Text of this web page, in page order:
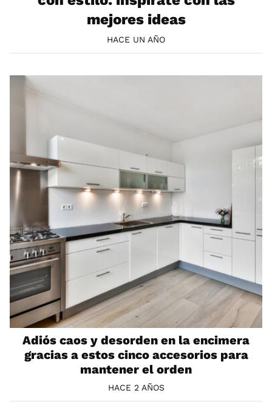
mejores ideas
HACE UN AÑO
Adiós caos y desorden en la encimera
gracias a estos cinco accesorios para
mantener el orden
HACE 2 AÑOS